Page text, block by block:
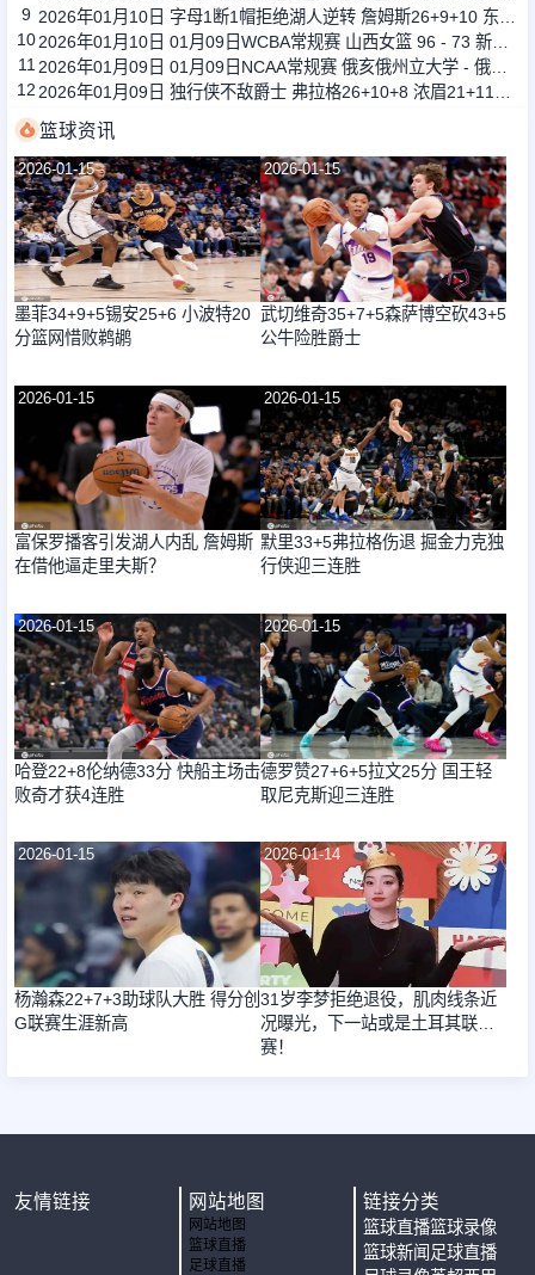
9
10
11
12
篮球资讯
2026-01-15
墨菲34+9+5锡安25+6 小波特20
分篮网惜败鹈鹕
2026-01-15
武切维奇35+7+5森萨博空砍43+5
公牛险胜爵士
2026-01-15
富保罗播客引发湖人内乱 詹姆斯
在借他逼走里夫斯？
2026-01-15
默里33+5弗拉格伤退 掘金力克独
行侠迎三连胜
2026-01-15
哈登22+8伦纳德33分 快船主场击
败奇才获4连胜
2026-01-15
德罗赞27+6+5拉文25分 国王轻
取尼克斯迎三连胜
2026-01-15
杨瀚森22+7+3助球队大胜 得分创
G联赛生涯新高
2026-01-14
31岁李梦拒绝退役，肌肉线条近
况曝光，下一站或是土耳其联
赛！
友情链接 网站地图
网站地图
篮球直播
足球直播
链接分类
篮球直播篮球录像
篮球新闻 足球直播